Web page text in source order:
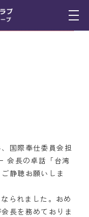
国際奉仕委員会担
会長の卓話「台湾
静聴お願いしま
られました。おめ
長を務めておりま